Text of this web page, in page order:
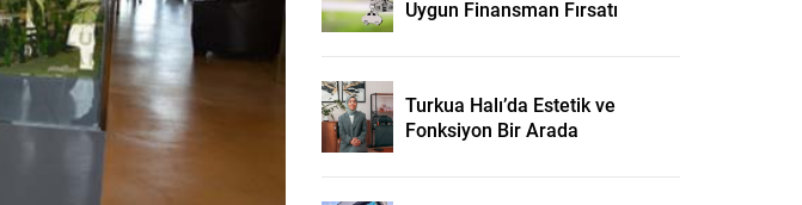
Uygun Finansman Fırsatı
Turkua Halı’da Estetik ve
Fonksiyon Bir Arada